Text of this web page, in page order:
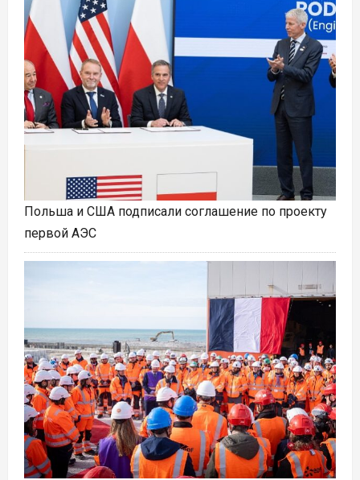
Польша и США подписали соглашение по проекту
первой АЭС